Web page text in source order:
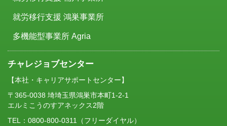
就労移行支援 鴻巣事業所
多機能型事業所 Agria
チャレジョブセンター
【本社・キャリアサポートセンター】
〒365-0038 埼埼玉県鴻巣市本町1-2-1
エルミこうのすアネックス2階
TEL： 0800-800-0311 （フリーダイヤル）